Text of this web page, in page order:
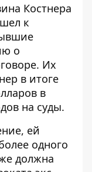
Костнера
к
о
. Их
в итоге
в
на суды.
ей
одного
должна